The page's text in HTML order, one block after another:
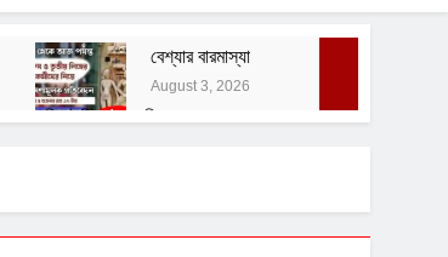
বেশ্যার বারমাস্যা
August 3, 2026
বাঙালির ইতিহাস ও বহিরাগত তত্ত্ব